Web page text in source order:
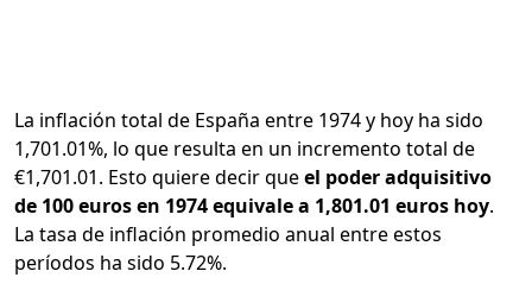
La inflación total de España entre 1974 y hoy ha sido
1,701.01%, lo que resulta en un incremento total de
€1,701.01. Esto quiere decir queel poder adquisitivo
de 100 euros en 1974 equivale a 1,801.01 euros hoy.
La tasa de inflación promedio anual entre estos
períodos ha sido 5.72%.